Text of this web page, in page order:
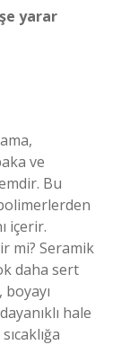
yarar
ve
Bu
içerir.
mi? Seramik
daha sert
hale